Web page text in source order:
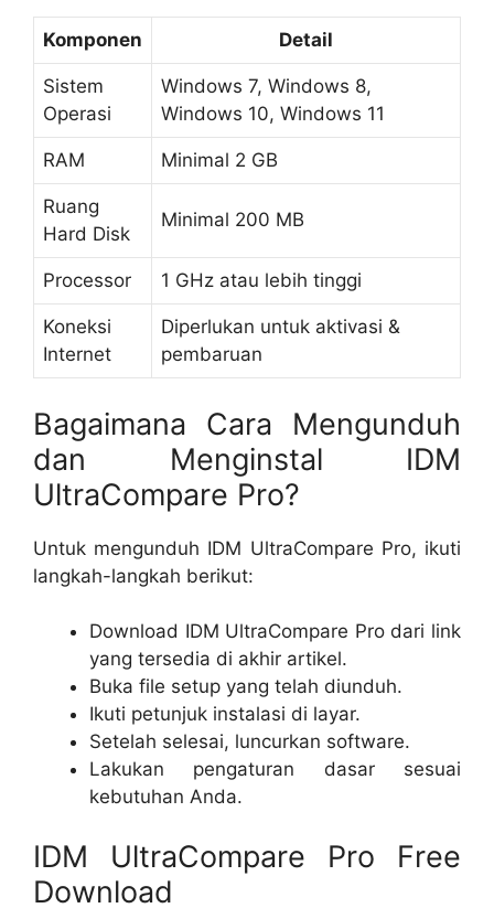
Komponen Detail
Sistem
Operasi
Windows 7, Windows 8,
Windows 10, Windows 11
RAM Minimal 2 GB
Ruang
Hard Disk
Minimal 200 MB
Processor 1 GHz atau lebih tinggi
Koneksi
Internet
Diperlukan untuk aktivasi &
pembaruan
Bagaimana Cara Mengunduh
dan Menginstal IDM
UltraCompare Pro?
Untuk mengunduh IDM UltraCompare Pro, ikuti
langkah-langkah berikut:
Download IDM UltraCompare Pro dari link
yang tersedia di akhir artikel.
Buka file setup yang telah diunduh.
Ikuti petunjuk instalasi di layar.
Setelah selesai, luncurkan software.
Lakukan pengaturan dasar sesuai
kebutuhan Anda.
IDM UltraCompare Pro Free
Download